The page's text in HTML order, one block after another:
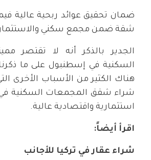
ضمان تحقيق عوائد ربحية عالية
شقة ضمن مجمع سكني والاستثمار
الجدير بالذكر أنه لا تقتصر
السكنية في إسطنبول على ما
هناك الكثير من الأسباب الأخرى
شراء شقق المجمعات السكنية في
استثمارية واقتصادية عالية.
اقرأ أيضاً:
شراء عقار في تركيا للأجانب